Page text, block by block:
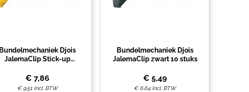
Bundelmechaniek Djois
JalemaClip Stick-up
€ 7,86
€ 9,51 Incl. BTW
Bundelmechaniek Djois
JalemaClip zwart 10 stuks
€ 5,49
€ 6,64 Incl. BTW